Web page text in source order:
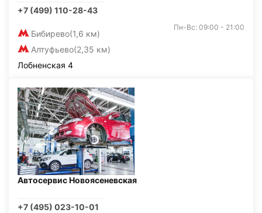
+7 (499) 110-28-43
Бибирево(1,6 км)
Алтуфьево(2,35 км)
Пн-Вс: 09:00 - 21:00
Лобненская 4
Автосервис Новоясеневская
+7 (495) 023-10-01